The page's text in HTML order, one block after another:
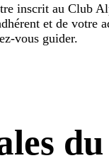
inscrit au Club
et de votre
vous guider.